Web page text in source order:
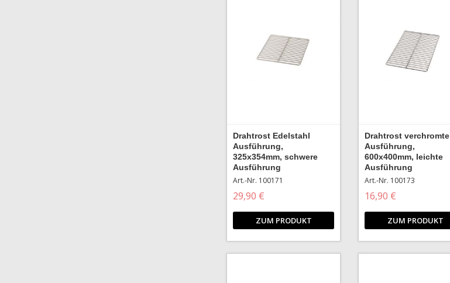
Drahtrost Edelstahl
Ausführung,
325x354mm, schwere
Ausführung
Art.-Nr. 100171
29,90 €
ZUM PRODUKT
Drahtrost verchromte
Ausführung,
600x400mm, leichte
Ausführung
Art.-Nr. 100173
16,90 €
ZUM PRODUKT